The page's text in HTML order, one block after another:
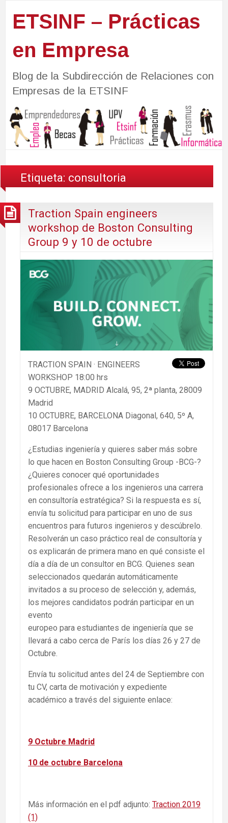
ETSINF – Prácticas
en Empresa
Blog de la Subdirección de Relaciones con
Empresas de la ETSINF
Etiqueta: consultoria
Traction Spain engineers
workshop de Boston Consulting
Group 9 y 10 de octubre
TRACTION SPAIN · ENGINEERS
WORKSHOP 18:00 hrs
9 OCTUBRE, MADRID Alcalá, 95, 2ª planta, 28009
Madrid
10 OCTUBRE, BARCELONA Diagonal, 640, 5º A,
08017 Barcelona
¿Estudias ingeniería y quieres saber más sobre
lo que hacen en Boston Consulting Group -BCG-?
¿Quieres conocer qué oportunidades
profesionales ofrece a los ingenieros una carrera
en consultoría estratégica? Si la respuesta es sí,
envía tu solicitud para participar en uno de sus
encuentros para futuros ingenieros y descúbrelo.
Resolverán un caso práctico real de consultoría y
os explicarán de primera mano en qué consiste el
día a día de un consultor en BCG. Quienes sean
seleccionados quedarán automáticamente
invitados a su proceso de selección y, además,
los mejores candidatos podrán participar en un
evento
europeo para estudiantes de ingeniería que se
llevará a cabo cerca de París los días 26 y 27 de
Octubre.
Envía tu solicitud antes del 24 de Septiembre con
tu CV, carta de motivación y expediente
académico a través del siguiente enlace:
9 Octubre Madrid
10 de octubre Barcelona
Más información en el pdf adjunto: Traction 2019
(1)